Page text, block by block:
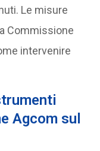
Le misure
Commissione
intervenire
Agcom sul